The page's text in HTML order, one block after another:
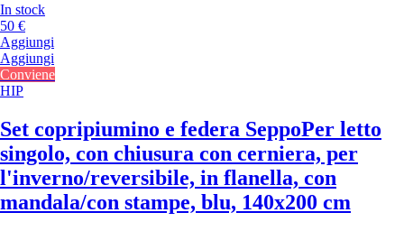
In stock
50 €
Aggiungi
Aggiungi
Conviene
HIP
Set copripiumino e federa SeppoPer letto
singolo, con chiusura con cerniera, per
l'inverno/reversibile, in flanella, con
mandala/con stampe, blu, 140x200 cm